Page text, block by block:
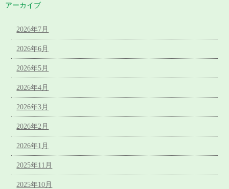
アーカイブ
2026年7月
2026年6月
2026年5月
2026年4月
2026年3月
2026年2月
2026年1月
2025年11月
2025年10月